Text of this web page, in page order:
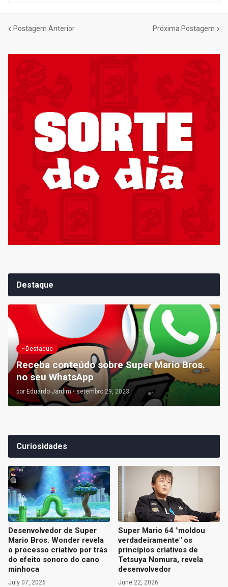
Postagem Anterior Próxima Postagem
Destaque
~Destaque
Receba conteúdo sobre Super Mario Bros.
no seu WhatsApp
por Eduardo Jardim • setembro 29, 2023
Curiosidades
Desenvolvedor de Super
Mario Bros. Wonder revela
o processo criativo por trás
do efeito sonoro do cano
minhoca
July 07, 2026
Super Mario 64 "moldou
verdadeiramente" os
princípios criativos de
Tetsuya Nomura, revela
desenvolvedor
June 22, 2026